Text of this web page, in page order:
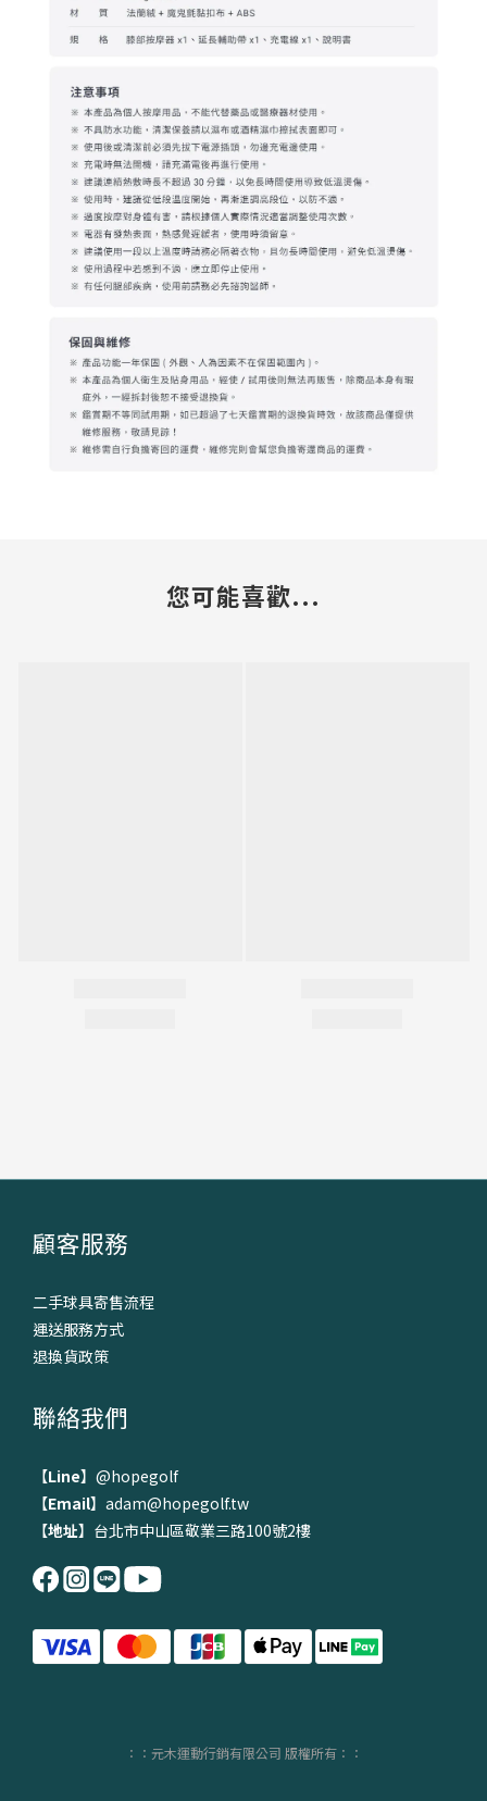
您可能喜歡...
顧客服務
二手球具寄售流程
運送服務方式
退換貨政策
聯絡我們
【Line】 @hopegolf
【Email】adam@hopegolf.tw
【地址】台北市中山區敬業三路100號2樓
：：元木運動行銷有限公司 版權所有：：